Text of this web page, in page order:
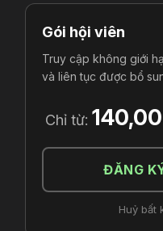
Gói hội viên
Truy cập không giới
và liên tục được bổ
Chỉ từ:
ĐĂNG
Huỷ bất